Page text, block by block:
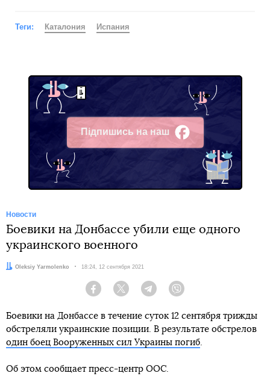
Теги: Каталония Испания
Підпишись на наш
Facebook
Новости
Боевики на Донбассе убили еще одного
украинского военного
Автор:
Oleksiy Yarmolenko Дата:
18:24, 12 сентября 2021
Facebook Twitter Telegram
Боевики на Донбассе в течение суток 12 сентября трижды
обстреляли украинские позиции. В результате обстрелов
один боец Вооруженных сил Украины погиб
Об этом сообщает пресс-центр ООС.